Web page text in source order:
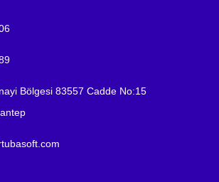
Bölgesi 83557 Cadde No:15